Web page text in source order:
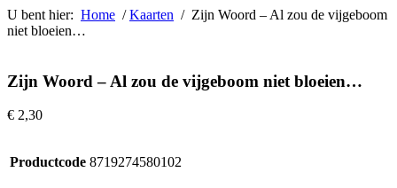
U bent hier: Home /Kaarten / Zijn Woord – Al zou de vijgeboom
niet bloeien…
Zijn Woord – Al zou de vijgeboom niet bloeien…
€ 2,30
Productcode 8719274580102